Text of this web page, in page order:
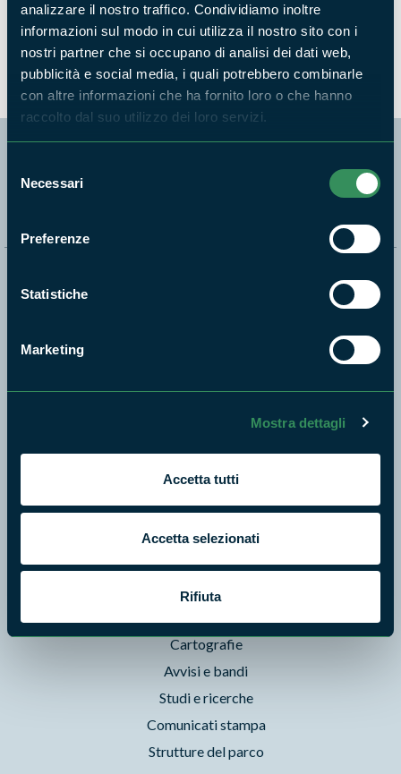
analizzare il nostro traffico. Condividiamo inoltre
informazioni sul modo in cui utilizza il nostro sito con i
nostri partner che si occupano di analisi dei dati web,
pubblicità e social media, i quali potrebbero combinarle
con altre informazioni che ha fornito loro o che hanno
raccolto dal suo utilizzo dei loro servizi.
delNecessari
Preferenze
Statistiche
Marketing
Mostra dettagli
Accetta tutti
Accetta selezionati
Rifiuta
Corso di Apicoltura Orientativa 2019, iniziato il
percorso formativo
NEWS
Punti di interesse
Storie
Foto e Video
Pubblicazioni
Prodotti Natura in Campo
Aziende Natura in Campo
Cartografie
Avvisi e bandi
Studi e ricerche
Comunicati stampa
Strutture del parco